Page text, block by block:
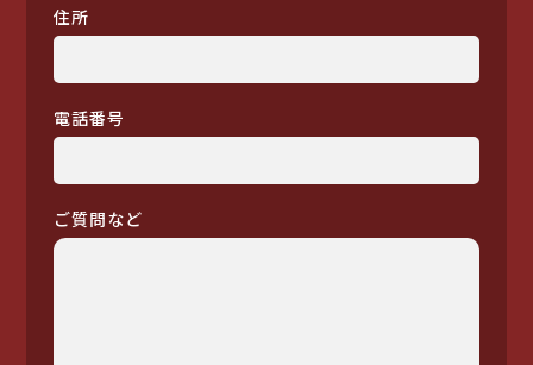
住所
電話番号
ご質問など